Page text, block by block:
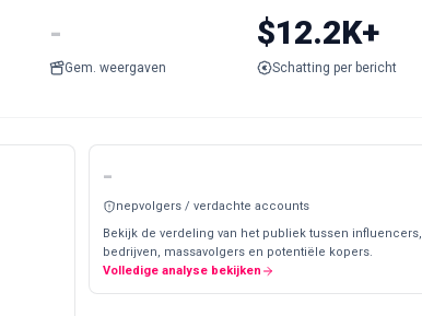
-
Gem. weergaven
$12.2K+
Schatting per bericht
-
nepvolgers / verdachte accounts
Bekijk de verdeling van het publiek tussen influencers,
bedrijven, massavolgers en potentiële kopers.
Volledige analyse bekijken